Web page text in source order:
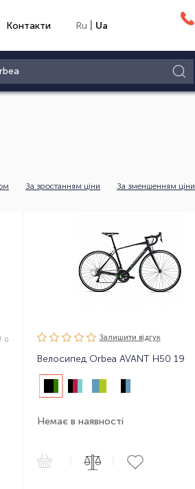
Контакти Ru Ua
За зростанням ціни За зменшенням ціни
0 Залишити вiдгук
Велосипед Orbea AVANT H50 19
Немає в наявності